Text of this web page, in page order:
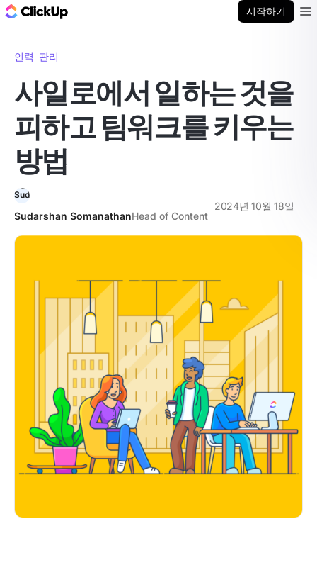
시작하기
인력 관리
사일로에서 일하는 것을
피하고 팀워크를 키우는
방법
Sudarshan SomanathanHead of Content
2024년 10월 18일